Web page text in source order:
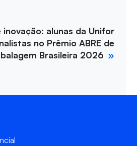
alunas da Unifor
no Prêmio ABRE de
Brasileira 2026